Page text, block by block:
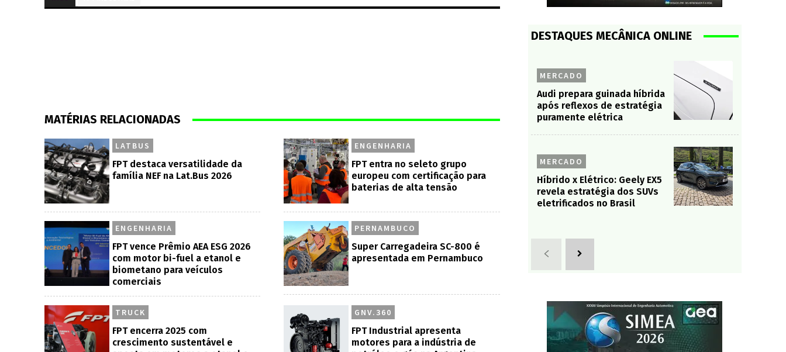
MATÉRIAS RELACIONADAS
LATBUS
FPT destaca versatilidade da
família NEF na Lat.Bus 2026
ENGENHARIA
FPT entra no seleto grupo
europeu com certificação para
baterias de alta tensão
ENGENHARIA
FPT vence Prêmio AEA ESG 2026
com motor bi-fuel a etanol e
biometano para veículos
comerciais
PERNAMBUCO
Super Carregadeira SC-800 é
apresentada em Pernambuco
TRUCK
FPT encerra 2025 com
crescimento sustentável e
GNV.360
FPT Industrial apresenta
motores para a indústria de
DESTAQUES MECÂNICA ONLINE
MERCADO
Audi prepara guinada híbrida
após reflexos de estratégia
puramente elétrica
MERCADO
Híbrido x Elétrico: Geely EX5
revela estratégia dos SUVs
eletrificados no Brasil